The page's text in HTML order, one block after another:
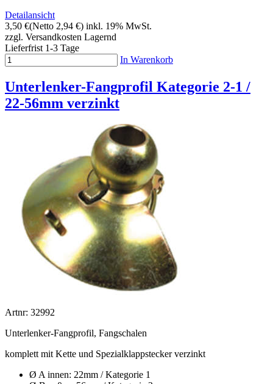
Detailansicht
3,50 €(Netto 2,94 €) inkl. 19% MwSt.
zzgl. Versandkosten Lagernd
Lieferfrist 1-3 Tage
In Warenkorb
Unterlenker-Fangprofil Kategorie 2-1 /
22-56mm verzinkt
Artnr: 32992
Unterlenker-Fangprofil, Fangschalen
komplett mit Kette und Spezialklappstecker verzinkt
Ø A innen: 22mm / Kategorie 1